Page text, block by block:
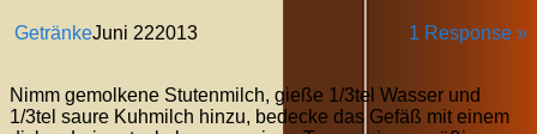
Getränke 1 Response »
Juni 222013
Nimm gemolkene Stutenmilch, gieße 1/3tel Wasser und
1/3tel saure Kuhmilch hinzu, bedecke das Gefäß mit einem